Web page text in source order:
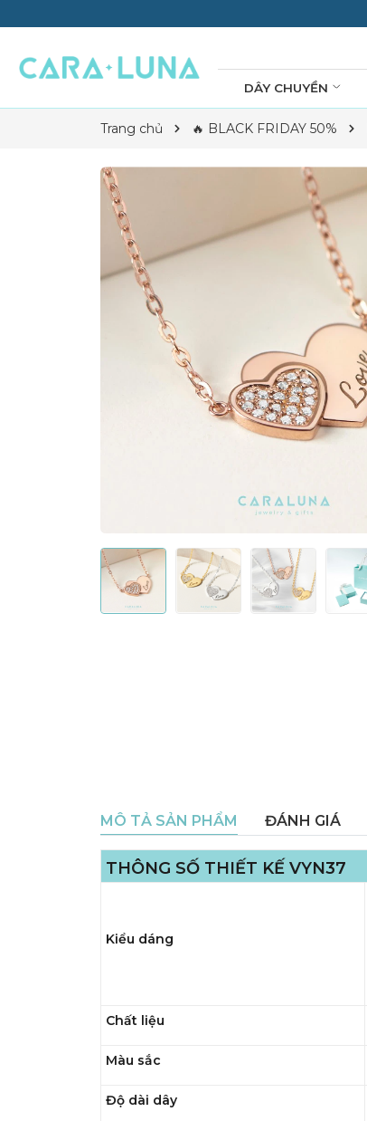
DÂY CHUYỀN
Trang chủ 🔥 BLACK FRIDAY 50%
MÔ TẢ SẢN PHẨM ĐÁNH GIÁ
THÔNG SỐ THIẾT KẾ VYN37
Kiểu dáng
Chất liệu
Màu sắc
Độ dài dây